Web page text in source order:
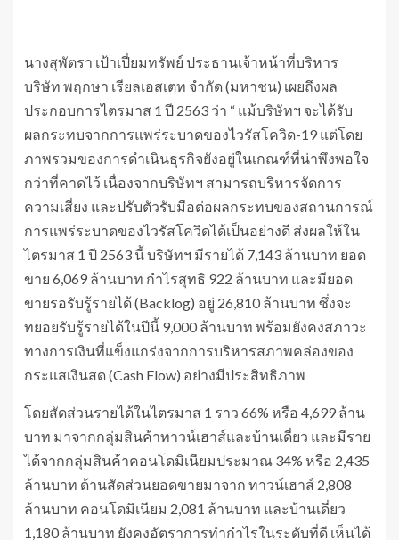
นางสุพัตรา เป้าเปี่ยมทรัพย์ ประธานเจ้าหน้าที่บริหาร
บริษัท พฤกษา เรียลเอสเตท จำกัด (มหาชน) เผยถึงผล
ประกอบการไตรมาส 1 ปี 2563 ว่า “ แม้บริษัทฯ จะได้รับ
ผลกระทบจากการแพร่ระบาดของไวรัสโควิด-19 แต่โดย
ภาพรวมของการดำเนินธุรกิจยังอยู่ในเกณฑ์ที่น่าพึงพอใจ
กว่าที่คาดไว้ เนื่องจากบริษัทฯ สามารถบริหารจัดการ
ความเสี่ยง และปรับตัวรับมือต่อผลกระทบของสถานการณ์
การแพร่ระบาดของไวรัสโควิดได้เป็นอย่างดี ส่งผลให้ใน
ไตรมาส 1 ปี 2563 นี้ บริษัทฯ มีรายได้ 7,143 ล้านบาท ยอด
ขาย 6,069 ล้านบาท กำไรสุทธิ 922 ล้านบาท และมียอด
ขายรอรับรู้รายได้ (Backlog) อยู่ 26,810 ล้านบาท ซึ่งจะ
ทยอยรับรู้รายได้ในปีนี้ 9,000 ล้านบาท พร้อมยังคงสภาวะ
ทางการเงินที่แข็งแกร่งจากการบริหารสภาพคล่องของ
กระแสเงินสด (Cash Flow) อย่างมีประสิทธิภาพ
โดยสัดส่วนรายได้ในไตรมาส 1 ราว 66% หรือ 4,699 ล้าน
บาท มาจากกลุ่มสินค้าทาวน์เฮาส์และบ้านเดี่ยว และมีราย
ได้จากกลุ่มสินค้าคอนโดมิเนียมประมาณ 34% หรือ 2,435
ล้านบาท ด้านสัดส่วนยอดขายมาจาก ทาวน์เฮาส์ 2,808
ล้านบาท คอนโดมิเนียม 2,081 ล้านบาท และบ้านเดี่ยว
1,180 ล้านบาท ยังคงอัตราการทำกำไรในระดับที่ดี เห็นได้